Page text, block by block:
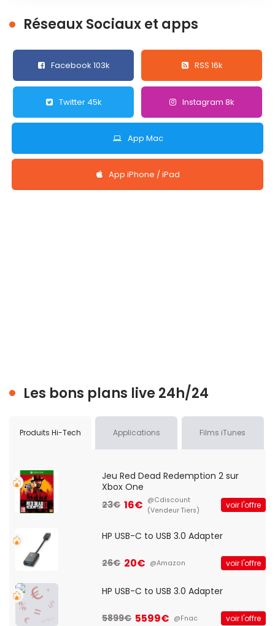
Réseaux Sociaux et apps
Facebook 103k RSS 16k
Twitter 45k Instagram 8k
App Mac
App iPhone / iPad
Les bons plans live 24h/24
Produits Hi-Tech Applications Films iTunes
Jeu Red Dead Redemption 2 sur
Xbox One
23€ 16€ @Cdiscount
(Vendeur Tiers)
voir l'offre
HP USB-C to USB 3.0 Adapter
26€ 20€ @Amazon voir l'offre
HP USB-C to USB 3.0 Adapter
5899€ 5599€ @Fnac voir l'offre